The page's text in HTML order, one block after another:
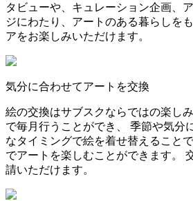
タビューや、キュレーション企画、
ジにわたり、アートのある暮らしを
アをお楽しみいただけます。
気分に合わせてアートを交換
絵の交換はサブスクならではの楽し
で毎月行うことができ、 季節や気分
なタイミングで絵を着せ替えること
でアートを楽しむことができます。
請いただけます。